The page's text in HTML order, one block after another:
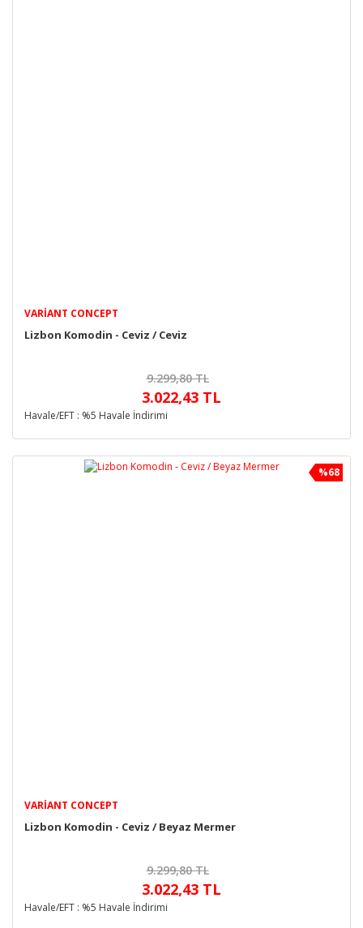
VARIANT CONCEPT
Lizbon Komodin - Ceviz / Ceviz
9.299,80 TL
3.022,43 TL
Havale/EFT : %5 Havale İndirimi
%68
VARIANT CONCEPT
Lizbon Komodin - Ceviz / Beyaz Mermer
9.299,80 TL
3.022,43 TL
Havale/EFT : %5 Havale İndirimi